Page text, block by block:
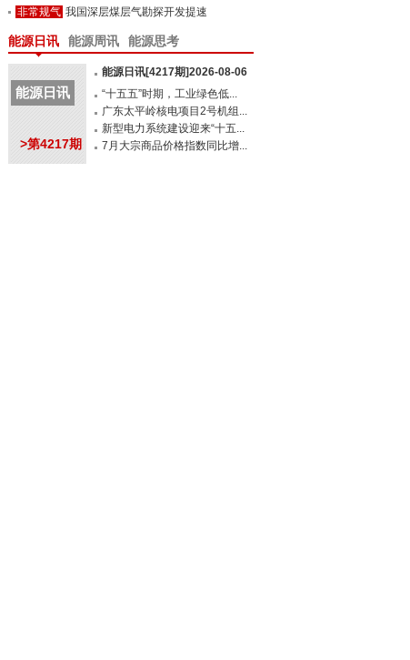
非常规气 我国深层煤层气勘探开发提速
能源日讯 能源周讯 能源思考
能源日讯
>第4217期
能源日讯[4217期]2026-08-06
“十五五”时期，工业绿色低...
广东太平岭核电项目2号机组...
新型电力系统建设迎来“十五...
7月大宗商品价格指数同比增...